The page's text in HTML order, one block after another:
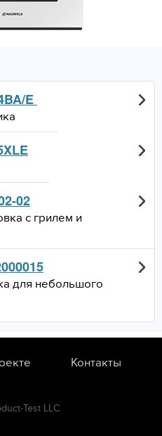
E
02
с грилем и
для небольшого
Контакты
Test LLC